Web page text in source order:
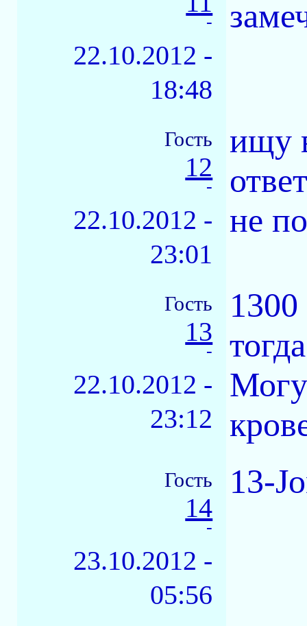
-
22.10.2012 -
18:48
Гость
12
-
22.10.2012 -
23:01
ищу
не
Гость
13
-
22.10.2012 -
23:12
Гость
14
-
23.10.2012 -
05:56
13-